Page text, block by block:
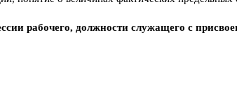
рабочего, должности служащего с